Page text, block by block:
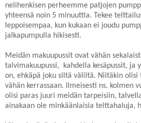
nelihenkisen perheemme patjojen
yhteensä noin 5 minuuttia. Tekee
leppoisempaa, kun kukaan ei joudu
jalkapumpulla hikisesti.
Meidän makuupussit ovat vähän
talvimakuupussi, kahdella kesäpussit, ja
on, ehkäpä joku siltä väliltä. Niitäkin olisi
vähän kerrassaan. Ilmeisesti ns. kolmen
olisi paras juuri meidän tarpeisiin,
ainakaan ole minkäänlaisia telttahaluja,